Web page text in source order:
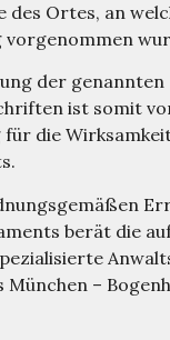
des Ortes, an
der genannten
ist somit
für die
berät die
München –